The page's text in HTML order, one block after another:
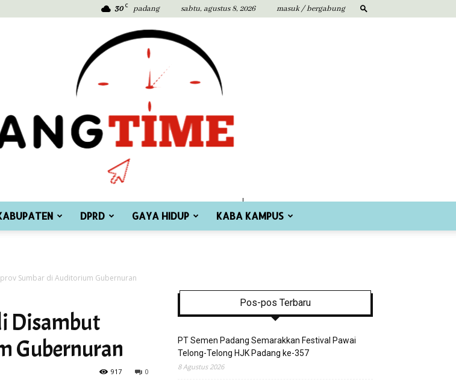
30 C padang sabtu, agustus 8, 2026 masuk / bergabung
Time
DPRD GAYA HIDUP KABA KAMPUS
Sumbar di Auditorium Gubernuran
Disambut
Gubernuran
0
917
Pos-pos Terbaru
PT Semen Padang Semarakkan Festival Pawai
Telong-Telong HJK Padang ke-357
8 Agustus 2026